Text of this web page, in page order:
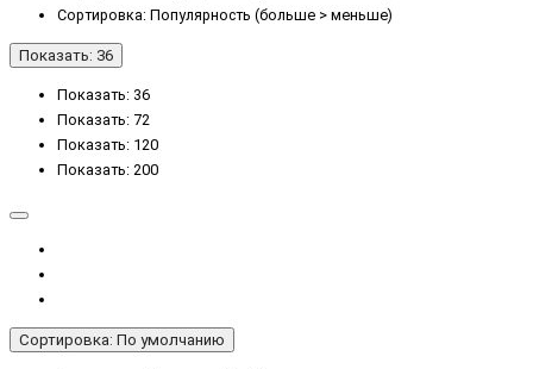
Сортировка: Популярность (больше > меньше)
Показать: 36
Показать: 36
Показать: 72
Показать: 120
Показать: 200
Сортировка: По умолчанию